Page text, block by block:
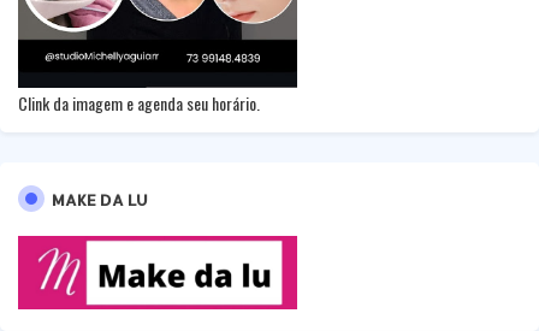
Clink da imagem e agenda seu horário.
MAKE DA LU